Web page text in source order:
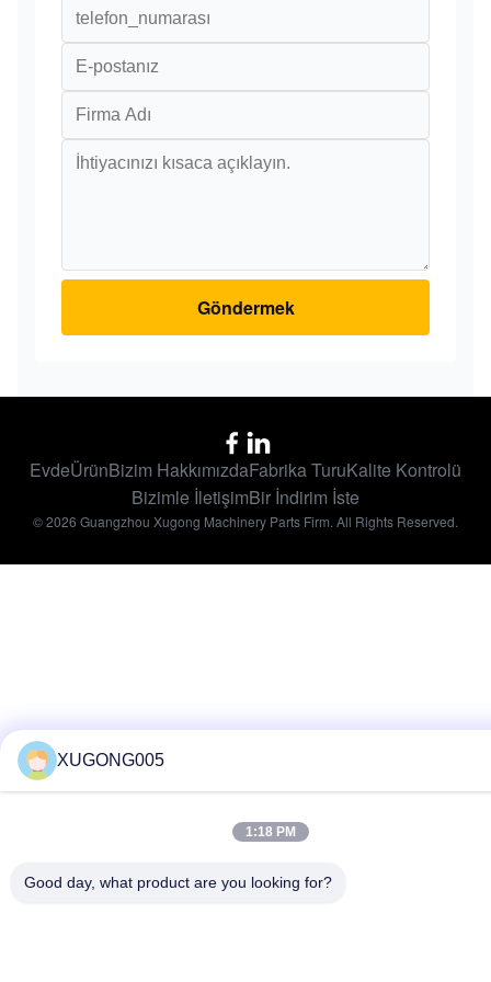
Göndermek
EvdeÜrünBizim HakkımızdaFabrika TuruKalite Kontrolü
Bizimle İletişimBir İndirim İste
© 2026 Guangzhou Xugong Machinery Parts Firm. All Rights Reserved.
XUGONG005
1:18 PM
Good day, what product are you looking for?